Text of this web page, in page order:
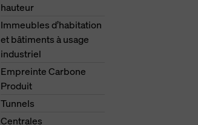
hauteur
Immeubles d’habitation
et bâtiments à usage
industriel
Empreinte Carbone
Produit
Tunnels
Centrales